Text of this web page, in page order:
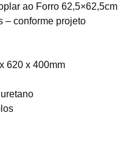
ao Forro 62,5×62,5cm
– conforme projeto
620 x 400mm